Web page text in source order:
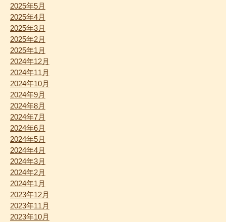
2025年5月
2025年4月
2025年3月
2025年2月
2025年1月
2024年12月
2024年11月
2024年10月
2024年9月
2024年8月
2024年7月
2024年6月
2024年5月
2024年4月
2024年3月
2024年2月
2024年1月
2023年12月
2023年11月
2023年10月